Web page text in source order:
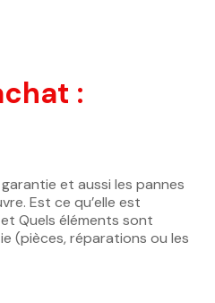
:
et aussi les pannes
Est ce qu’elle est
Quels éléments sont
(pièces, réparations ou les